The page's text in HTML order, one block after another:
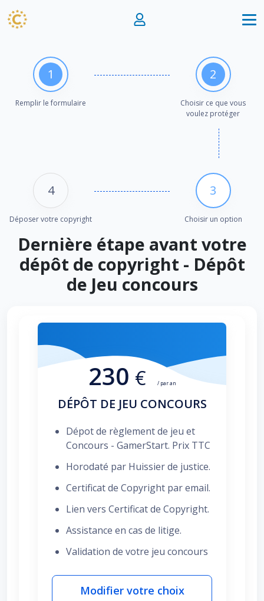
1
Remplir le formulaire
2
Choisir ce que vous
voulez protéger
3
Choisir un option
4
Déposer votre copyright
Dernière étape avant votre
dépôt de copyright - Dépôt
de Jeu concours
230 € / par an
DÉPÔT DE JEU CONCOURS
Dépot de règlement de jeu et
Concours - GamerStart. Prix TTC
Horodaté par Huissier de justice.
Certificat de Copyright par email.
Lien vers Certificat de Copyright.
Assistance en cas de litige.
Validation de votre jeu concours
Modifier votre choix